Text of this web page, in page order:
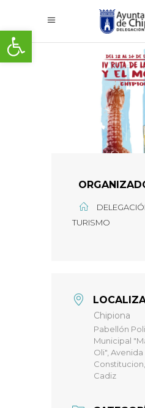
Abrir barra de herramientas
TURISMO
Chipiona
Pabellón
Municipal
Oli",
Cadiz